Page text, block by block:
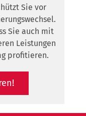
Sie vor
Sie auch mit
Leistungen
profitieren.